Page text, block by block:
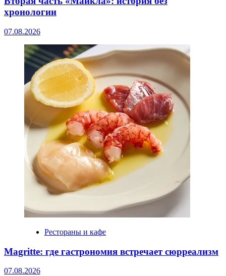
хронологии
07.08.2026
Рестораны и кафе
Magritte: где гастрономия встречает сюрреализм
07.08.2026